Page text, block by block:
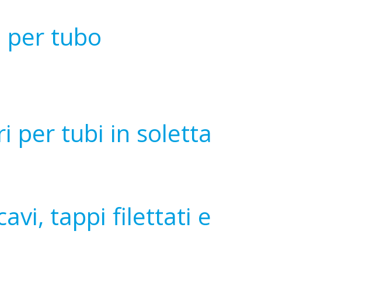
per tubo
per tubi in soletta
tappi filettati e